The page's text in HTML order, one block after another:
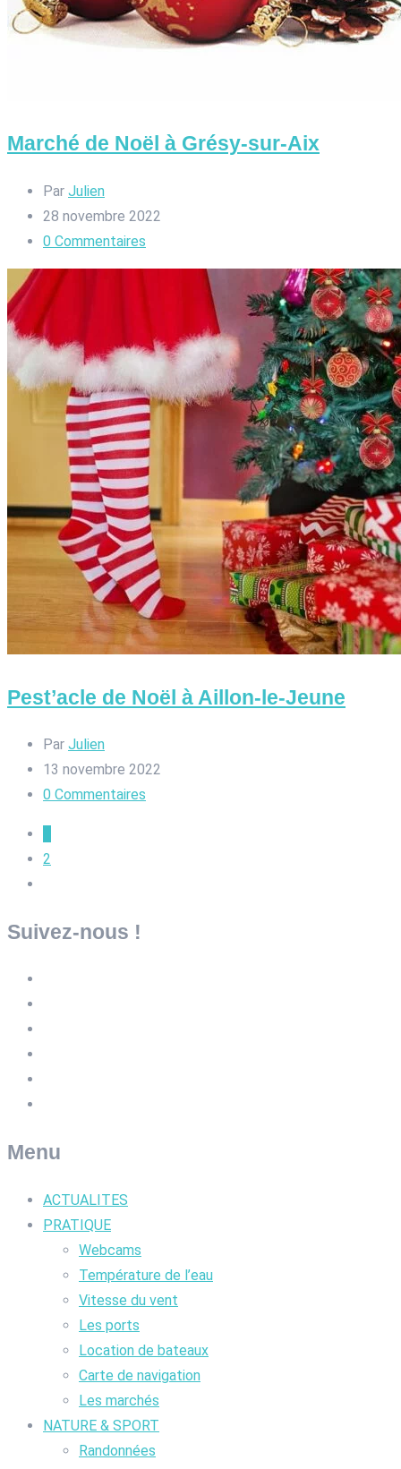
Marché de Noël à Grésy-sur-Aix
Par Julien
28 novembre 2022
0 Commentaires
Pest’acle de Noël à Aillon-le-Jeune
Par Julien
13 novembre 2022
0 Commentaires
2
Suivez-nous !
Menu
ACTUALITES
PRATIQUE
Webcams
Température de l’eau
Vitesse du vent
Les ports
Location de bateaux
Carte de navigation
Les marchés
NATURE & SPORT
Randonnées